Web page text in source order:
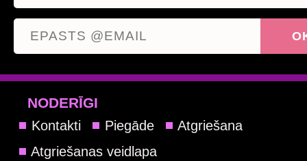
NODERĪGI
Kontakti Piegāde
Atgriešana
Atgriešanas veidlapa